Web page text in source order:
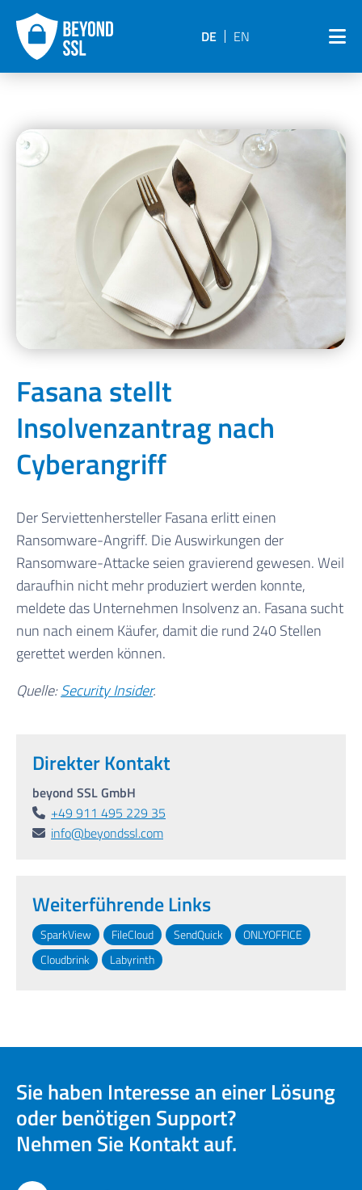
DE EN
Fasana stellt
Insolvenzantrag nach
Cyberangriff
Der Serviettenhersteller Fasana erlitt einen
Ransomware-Angriff. Die Auswirkungen der
Ransomware-Attacke seien gravierend gewesen. Weil
daraufhin nicht mehr produziert werden konnte,
meldete das Unternehmen Insolvenz an. Fasana sucht
nun nach einem Käufer, damit die rund 240 Stellen
gerettet werden können.
Quelle:Security Insider.
Direkter Kontakt
beyond SSL GmbH
+49 911 495 229 35
info@beyondssl.com
Weiterführende Links
SparkView FileCloud SendQuick
ONLYOFFICE
Cloudbrink
Labyrinth
Sie haben Interesse an einer Lösung
oder benötigen Support?
Nehmen Sie Kontakt auf.